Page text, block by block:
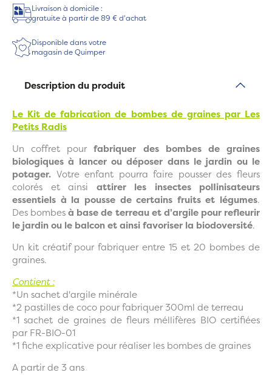
Livraison à domicile :
gratuite à partir de 89 € d'achat
Disponible dans votre
magasin de Quimper
Description du produit
Le Kit de fabrication de bombes de graines par Les
Petits Radis
Un coffret pourfabriquer des bombes de graines
biologiques à lancer ou déposer dans le jardin ou le
potager. Votre enfant pourra faire pousser des fleurs
colorés et ainsi attirer les insectes polIinisateurs
essentiels à la pousse de certains fruits et légumes.
Des bombesà base de terreau et d'argile pour refleurir
le jardin ou le balcon et ainsi favoriser la biodoversité.
Un kit créatif pour fabriquer entre 15 et 20 bombes de
graines.
Contient :
*Un sachet d'argile minérale
*2 pastilles de coco pour fabriquer 300ml de terreau
*1 sachet de graines de fleurs méllifères BIO certifiées
par FR-BIO-01
*1 fiche explicative pour réaliser les bombes de graines
A partir de 3 ans